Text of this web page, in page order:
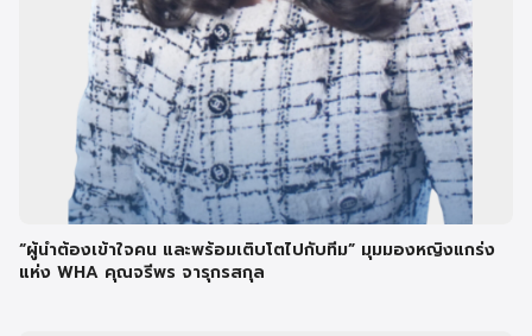
“ผู้นำต้องเข้าใจคน และพร้อมเติบโตไปกับทีม” มุมมองหญิงแกร่ง
แห่ง WHA คุณจรีพร จารุกรสกุล